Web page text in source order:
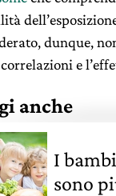
dunque,
e
anche
I
sono